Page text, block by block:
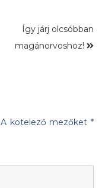
Így járj olcsóbban
magánorvoshoz!
A kötelező mezőket*